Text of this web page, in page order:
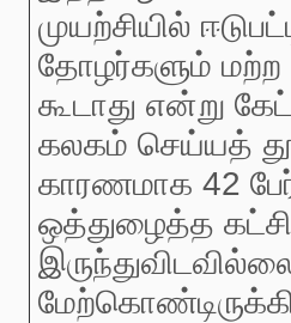
முயற்சியில்
தோழர்களும்
கூடாது என்று
கலகம் செய்யத்
காரணமாக 42
ஒத்துழைத்த